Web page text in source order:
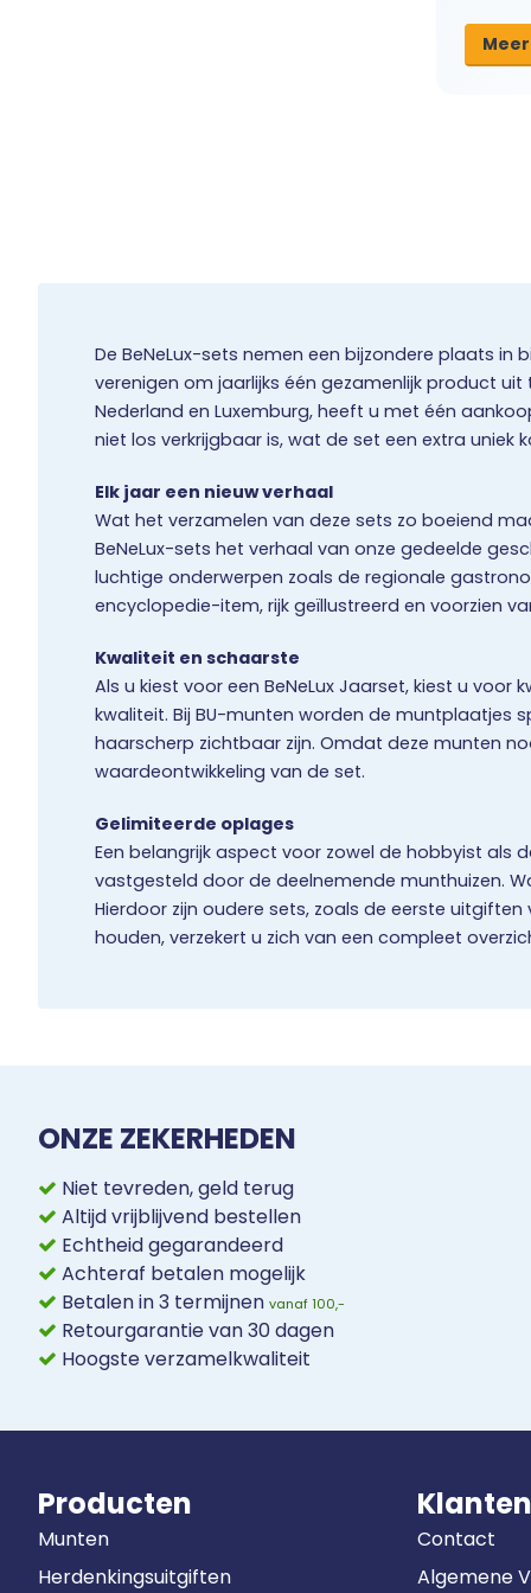
De BeNeLux-sets nemen een bijzondere plaats in
verenigen om jaarlijks één gezamenlijk product
Nederland en Luxemburg, heeft u met één
niet los verkrijgbaar is, wat de set een extra uniek
Elk jaar een nieuw verhaal
Wat het verzamelen van deze sets zo boeiend
BeNeLux-sets het verhaal van onze gedeelde
luchtige onderwerpen zoals de regionale
encyclopedie-item, rijk geïllustreerd en voorzien
Kwaliteit en schaarste
Als u kiest voor een BeNeLux Jaarset, kiest u
kwaliteit. Bij BU-munten worden de muntplaatjes
haarscherp zichtbaar zijn. Omdat deze munten
waardeontwikkeling van de set.
Gelimiteerde oplages
Een belangrijk aspect voor zowel de hobbyist als
vastgesteld door de deelnemende munthuizen.
Hierdoor zijn oudere sets, zoals de eerste
houden, verzekert u zich van een compleet
ONZE ZEKERHEDEN
Niet tevreden, geld terug
Altijd vrijblijvend bestellen
Echtheid gegarandeerd
Achteraf betalen mogelijk
Betalen in 3 termijnen vanaf 100,-
Retourgarantie van 30 dagen
Hoogste verzamelkwaliteit
Producten
Munten
Herdenkingsuitgiften
Contact
Algemene